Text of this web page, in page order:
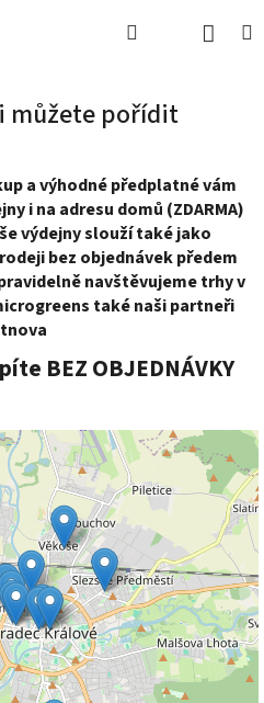
Přihlášení
můžete pořídit
a výhodné předplatné vám
i na adresu domů (ZDARMA)
výdejny slouží také jako
bez objednávek předem
navštěvujeme trhy v
také naši partneři
BEZ OBJEDNÁVKY